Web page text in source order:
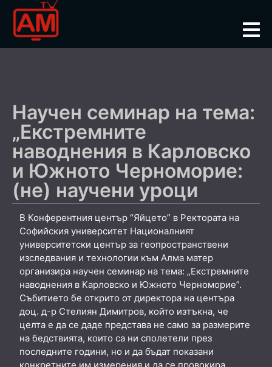
Научен семинар на тема:
„Екстремните
наводнения в Карловско
и Южното Черноморие:
(не) научени уроци
В Конферентния център “Яйцето” в Ректората на
Софийския университет Националният
университетски център за геопространствени
изследвания и технологии към Алма матер
организира научен семинар на тема: „Екстремните
наводнения в Карловско и Южното Черноморие”.
Събитието бе открито от директора на центъра
доц. д-р Стелиян Димитров, който изтъкна, че
целта е да се даде представа не само за размерите
на бедствията, които са ни сполетели през
последните години, но и да бъдат показани